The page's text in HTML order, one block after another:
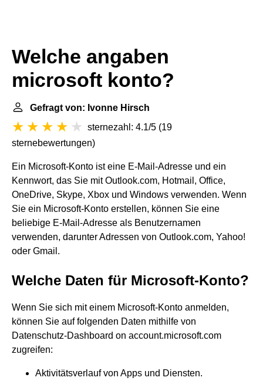
Welche angaben
microsoft konto?
Gefragt von: Ivonne Hirsch
sternezahl: 4.1/5 (19
sternebewertungen)
Ein Microsoft-Konto ist eine E-Mail-Adresse und ein
Kennwort, das Sie mit Outlook.com, Hotmail, Office,
OneDrive, Skype, Xbox und Windows verwenden. Wenn
Sie ein Microsoft-Konto erstellen, können Sie eine
beliebige E-Mail-Adresse als Benutzernamen
verwenden, darunter Adressen von Outlook.com, Yahoo!
oder Gmail.
Welche Daten für Microsoft-Konto?
Wenn Sie sich mit einem Microsoft-Konto anmelden,
können Sie auf folgenden Daten mithilfe von
Datenschutz-Dashboard on account.microsoft.com
zugreifen:
Aktivitätsverlauf von Apps und Diensten.